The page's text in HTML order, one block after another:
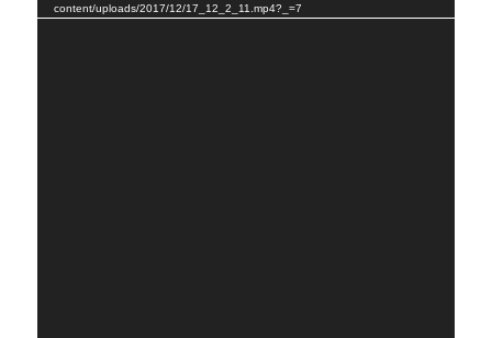
content/uploads/2017/12/17_12_2_11.mp4?_=7